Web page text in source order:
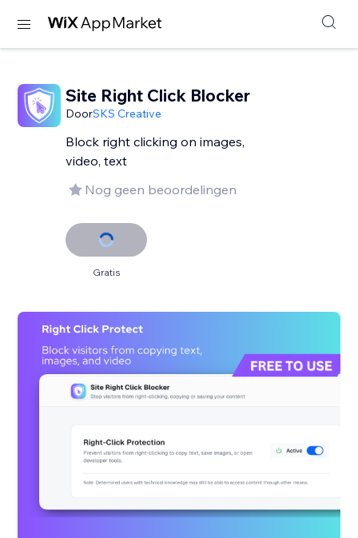
Site Right Click Blocker
DoorSKS Creative
Block right clicking on images,
video, text
Nog geen beoordelingen
Gratis